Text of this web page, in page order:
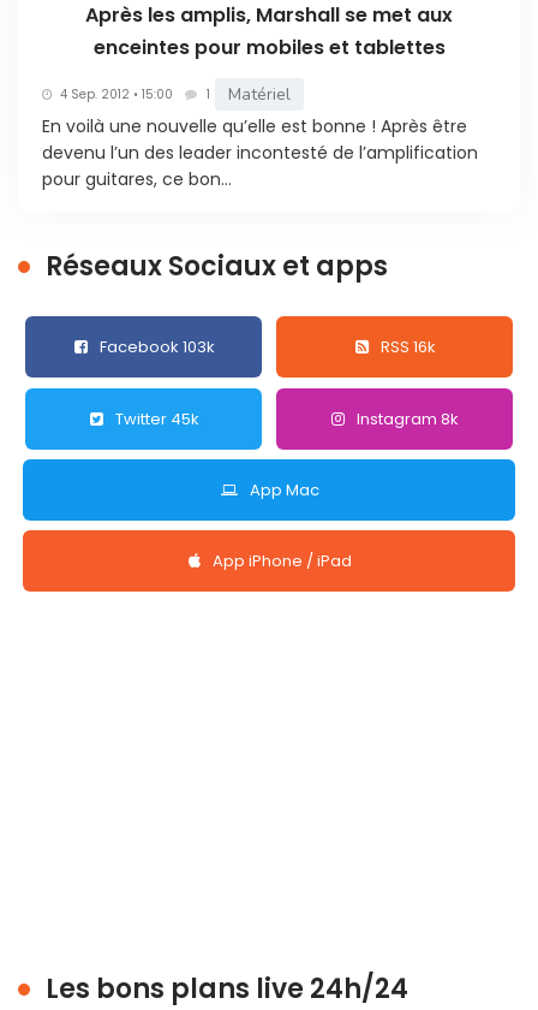
Après les amplis, Marshall se met aux
enceintes pour mobiles et tablettes
4 Sep. 2012 • 15:00 1 Matériel
En voilà une nouvelle qu’elle est bonne ! Après être
devenu l’un des leader incontesté de l’amplification
pour guitares, ce bon...
Réseaux Sociaux et apps
Facebook 103k RSS 16k
Twitter 45k Instagram 8k
App Mac
App iPhone / iPad
Les bons plans live 24h/24